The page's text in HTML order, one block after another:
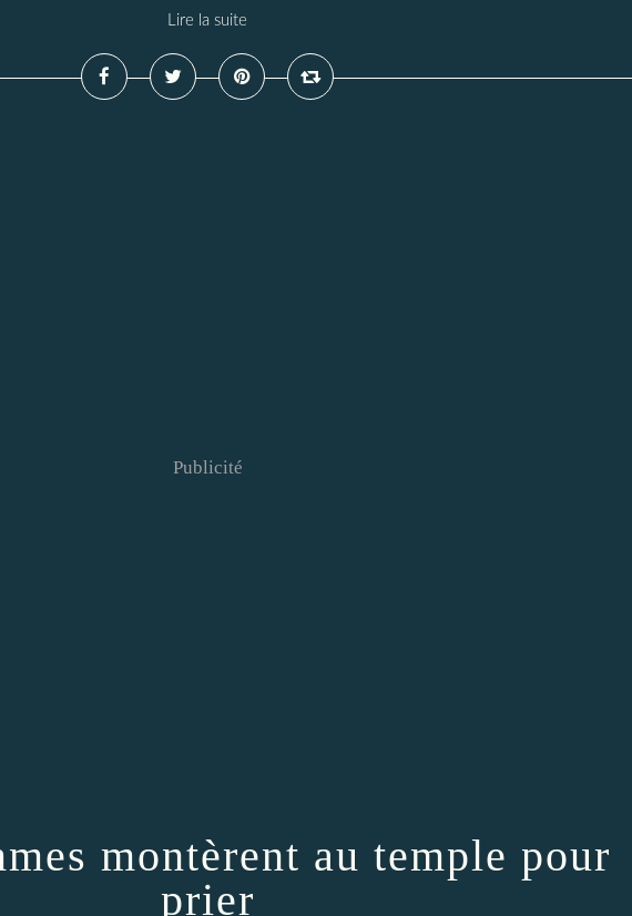
Lire la suite
Publicité
montèrent au temple pour
prier